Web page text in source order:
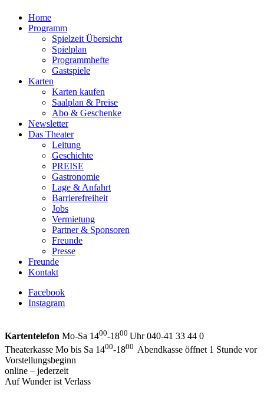
Home
Programm
Spielzeit Übersicht
Spielplan
Programmhefte
Gastspiele
Karten
Karten kaufen
Saalplan & Preise
Abo & Geschenke
Newsletter
Das Theater
Leitung
Geschichte
PREISE
Gastronomie
Lage & Anfahrt
Barrierefreiheit
Jobs
Vermietung
Partner & Sponsoren
Freunde
Presse
Freunde
Kontakt
Facebook
Instagram
Kartentelefon Mo-Sa 1400-1800 Uhr 040-41 33 44 0
Theaterkasse Mo bis Sa 1400-1800 Abendkasse öffnet 1 Stunde vor
Vorstellungsbeginn
online – jederzeit
Auf Wunder ist Verlass